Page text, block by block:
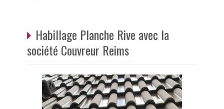
Habillage Planche Rive avec la
société Couvreur Reims